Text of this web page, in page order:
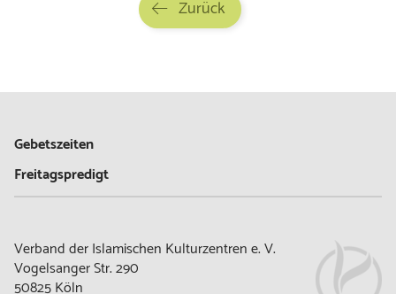
Zurück
Gebetszeiten
Freitagspredigt
Verband der Islamischen Kulturzentren e. V.
Vogelsanger Str. 290
50825 Köln